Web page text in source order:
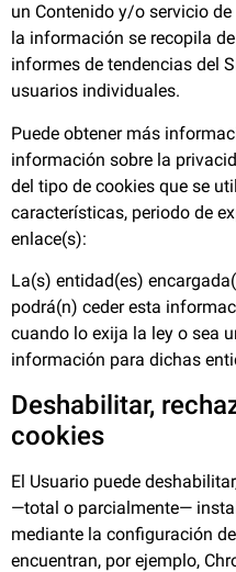
un Contenido y/o servicio
la información se recopila
informes de tendencias del
usuarios individuales.
Puede obtener más
información sobre la
del tipo de cookies que se
características, periodo de
enlace(s):
La(s) entidad(es)
podrá(n) ceder esta
cuando lo exija la ley o sea
información para dichas
Deshabilitar,
cookies
El Usuario puede
—total o parcialmente—
mediante la configuración
encuentran, por ejemplo,